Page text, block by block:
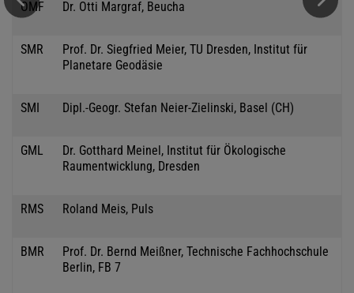
OMF Dr. Otti Margraf, Beucha
SMR
Prof. Dr. Siegfried Meier, TU Dresden, Institut für
Planetare Geodäsie
SMI Dipl.-Geogr. Stefan Neier-Zielinski, Basel (CH)
GML
Dr. Gotthard Meinel, Institut für Ökologische
Raumentwicklung, Dresden
RMS Roland Meis, Puls
BMR
Prof. Dr. Bernd Meißner, Technische Fachhochschule
Berlin, FB 7